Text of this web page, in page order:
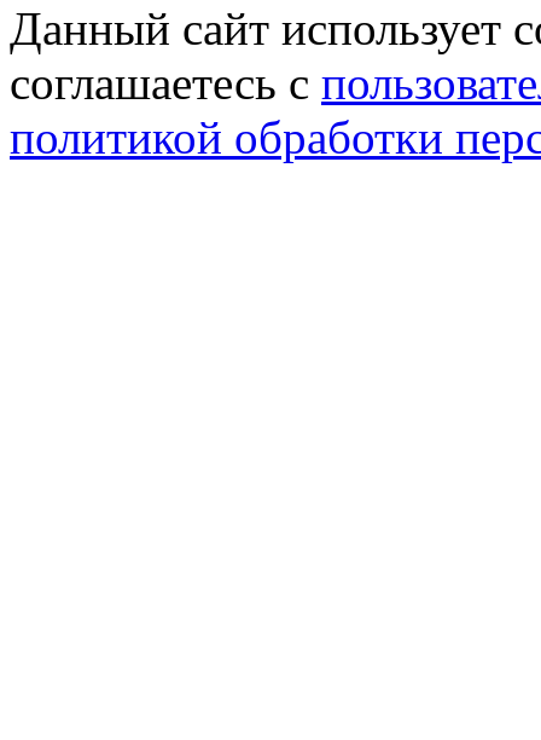
Данный сайт использует
соглашаетесь с
политикой обработки